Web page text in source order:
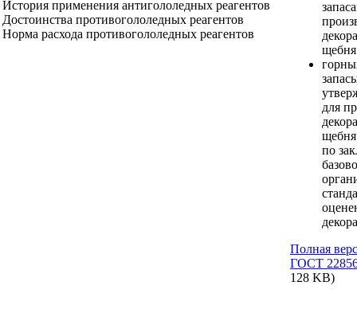
История применения антигололедных реагентов
Достоинства противогололедных реагентов
Норма расхода противогололедных реагентов
для
по
Полная
ГОСТ
128 KB)